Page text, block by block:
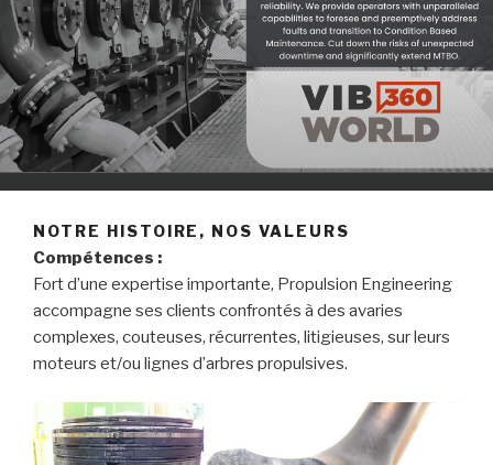
NOTRE HISTOIRE, NOS VALEURS
Compétences :
Fort d’une expertise importante, Propulsion Engineering
accompagne ses clients confrontés à des avaries
complexes, couteuses, récurrentes, litigieuses, sur leurs
moteurs et/ou lignes d’arbres propulsives.